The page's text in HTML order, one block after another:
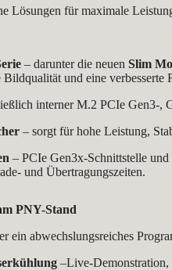
Lösungen für maximale
– darunter die neuen Slim
und eine verbesserte
interner M.2 PCIe Gen3-,
– sorgt für hohe Leistung,
– PCIe Gen3x-Schnittstelle
und Übertragungszeiten.
PNY-Stand
ein abwechslungsreiches
–Live-Demonstration,